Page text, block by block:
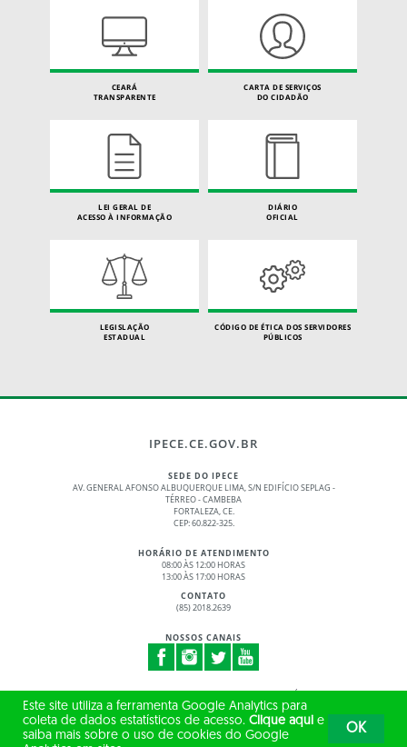
CEARÁ
TRANSPARENTE
CARTA DE SERVIÇOS
DO CIDADÃO
LEI GERAL DE
ACESSO À INFORMAÇÃO
DIÁRIO
OFICIAL
LEGISLAÇÃO
ESTADUAL
CÓDIGO DE ÉTICA DOS SERVIDORES
PÚBLICOS
IPECE.CE.GOV.BR
SEDE DO IPECE
AV. GENERAL AFONSO ALBUQUERQUE LIMA, S/N EDIFÍCIO SEPLAG -
TÉRREO - CAMBEBA
FORTALEZA, CE.
CEP: 60.822-325.
HORÁRIO DE ATENDIMENTO
08:00 ÀS 12:00 HORAS
13:00 ÀS 17:00 HORAS
CONTATO
(85) 2018.2639
NOSSOS CANAIS
© 2017 - 2026 – GOVERNO DO ESTADO DO CEARÁ
TODOS OS DIREITOS RESERVADOS
Este site utiliza a ferramenta Google Analytics para
coleta de dados estatísticos de acesso. Clique aqui e
saiba mais sobre o uso de cookies do Google
OK